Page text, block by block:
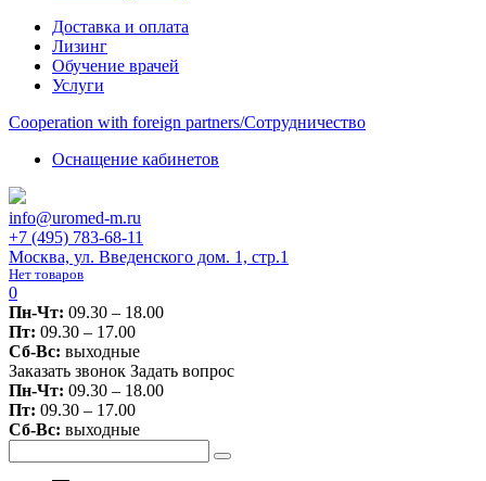
Доставка и оплата
Лизинг
Обучение врачей
Услуги
Сooperation with foreign partners/Сотрудничество
Оснащение кабинетов
info@uromed-m.ru
+7 (495) 783-68-11
Москва, ул. Введенского дом. 1, стр.1
Нет товаров
0
Пн-Чт: 09.30 – 18.00
Пт: 09.30 – 17.00
Сб-Вс: выходные
Заказать звонок Задать вопрос
Пн-Чт: 09.30 – 18.00
Пт: 09.30 – 17.00
Сб-Вс: выходные